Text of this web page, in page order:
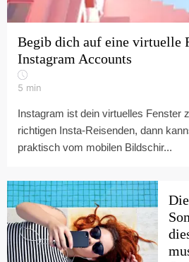
Begib dich auf eine virtuelle
Instagram Accounts
5 min
Instagram ist dein virtuelles Fenster
richtigen Insta-Reisenden, dann
praktisch vom mobilen Bildschir...